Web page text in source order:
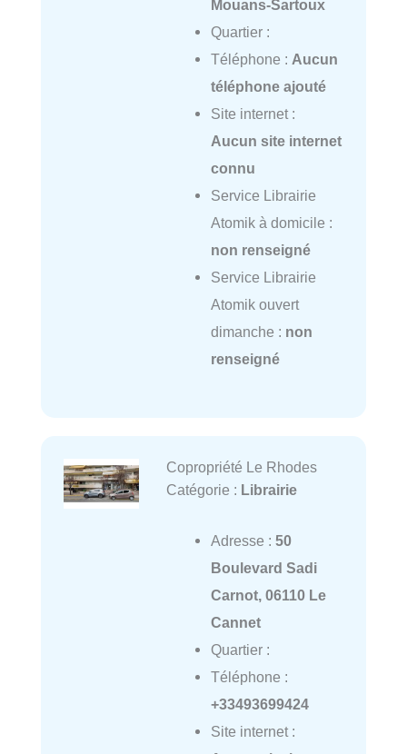
Mouans-Sartoux
Quartier :
Téléphone : Aucun
téléphone ajouté
Site internet :
Aucun site internet
connu
Service Librairie
Atomik à domicile :
non renseigné
Service Librairie
Atomik ouvert
dimanche : non
renseigné
Copropriété Le Rhodes
Catégorie : Librairie
Adresse : 50
Boulevard Sadi
Carnot, 06110 Le
Cannet
Quartier :
Téléphone :
+33493699424
Site internet :